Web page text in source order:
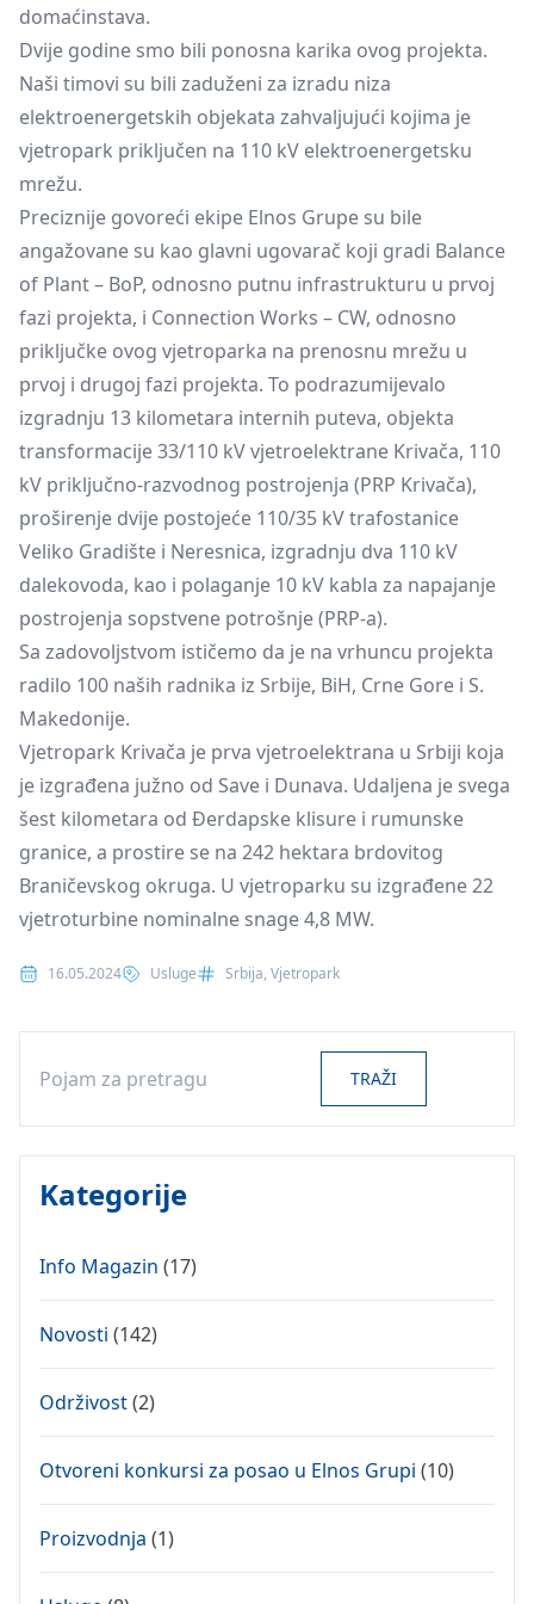
domaćinstava.
Dvije godine smo bili ponosna karika ovog projekta.
Naši timovi su bili zaduženi za izradu niza
elektroenergetskih objekata zahvaljujući kojima je
vjetropark priključen na 110 kV elektroenergetsku
mrežu.
Preciznije govoreći ekipe Elnos Grupe su bile
angažovane su kao glavni ugovarač koji gradi Balance
of Plant – BoP, odnosno putnu infrastrukturu u prvoj
fazi projekta, i Connection Works – CW, odnosno
priključke ovog vjetroparka na prenosnu mrežu u
prvoj i drugoj fazi projekta. To podrazumijevalo
izgradnju 13 kilometara internih puteva, objekta
transformacije 33/110 kV vjetroelektrane Krivača, 110
kV priključno-razvodnog postrojenja (PRP Krivača),
proširenje dvije postojeće 110/35 kV trafostanice
Veliko Gradište i Neresnica, izgradnju dva 110 kV
dalekovoda, kao i polaganje 10 kV kabla za napajanje
postrojenja sopstvene potrošnje (PRP-a).
Sa zadovoljstvom ističemo da je na vrhuncu projekta
radilo 100 naših radnika iz Srbije, BiH, Crne Gore i S.
Makedonije.
Vjetropark Krivača je prva vjetroelektrana u Srbiji koja
je izgrađena južno od Save i Dunava. Udaljena je svega
šest kilometara od Đerdapske klisure i rumunske
granice, a prostire se na 242 hektara brdovitog
Braničevskog okruga. U vjetroparku su izgrađene 22
vjetroturbine nominalne snage 4,8 MW.
16.05.2024 Posted in
Usluge Tags:
Srbija, Vjetropark
TRAŽI
Kategorije
Info Magazin (17)
Novosti (142)
Održivost(2)
Otvoreni konkursi za posao u Elnos Grupi (10)
Proizvodnja (1)